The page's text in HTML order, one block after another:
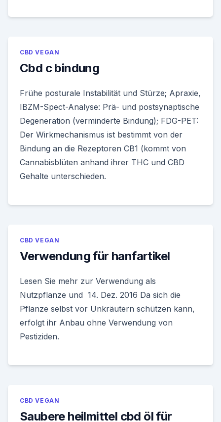
CBD VEGAN
Cbd c bindung
Frühe posturale Instabilität und Stürze; Apraxie,
IBZM-Spect-Analyse: Prä- und postsynaptische
Degeneration (verminderte Bindung); FDG-PET:
Der Wirkmechanismus ist bestimmt von der
Bindung an die Rezeptoren CB1 (kommt von
Cannabisblüten anhand ihrer THC und CBD
Gehalte unterschieden.
CBD VEGAN
Verwendung für hanfartikel
Lesen Sie mehr zur Verwendung als
Nutzpflanze und 14. Dez. 2016 Da sich die
Pflanze selbst vor Unkräutern schützen kann,
erfolgt ihr Anbau ohne Verwendung von
Pestiziden.
CBD VEGAN
Saubere heilmittel cbd öl für